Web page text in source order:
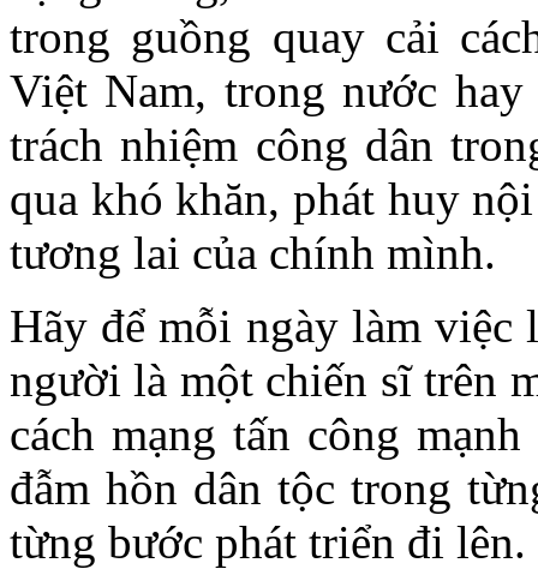
trong guồng quay cải
Việt Nam, trong nước
trách nhiệm công dân
qua khó khăn, phát huy
tương lai của chính mình.
Hãy để mỗi ngày làm việc
người là một chiến sĩ trên
cách mạng tấn công
đẫm hồn dân tộc trong
từng bước phát triển đi lên.